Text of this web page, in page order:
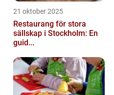
21 oktober 2025
Restaurang för stora
sällskap i Stockholm: En
guid...